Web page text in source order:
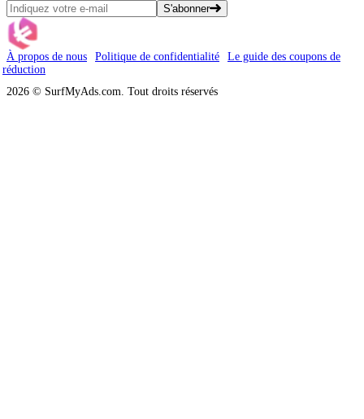
S'abonner
À propos de nous Politique de confidentialité
Le guide des coupons de
réduction
2026 © SurfMyAds.com. Tout droits réservés